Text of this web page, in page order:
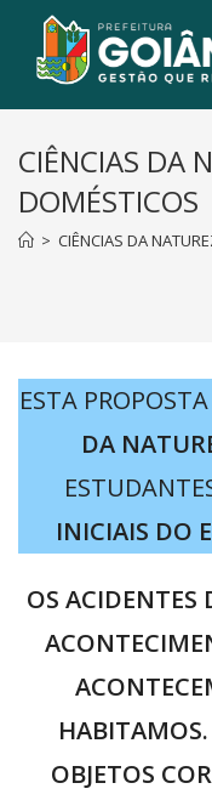
CIÊNCIAS DA
DOMÉSTICOS
> CIÊNCIAS DA
ESTA
DA
INICIAIS DO
OS ACIDENTES
OBJETOS